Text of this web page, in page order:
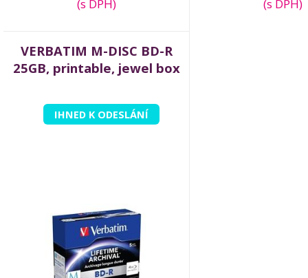
(s DPH) (s DPH)
VERBATIM M-DISC BD-R
25GB, printable, jewel box
IHNED K ODESLÁNÍ